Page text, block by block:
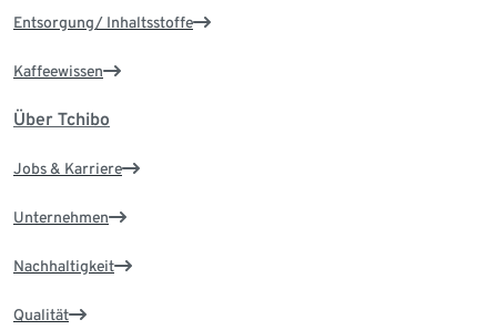
Entsorgung/ Inhaltsstoffe
Kaffeewissen
Über Tchibo
Jobs & Karriere
Unternehmen
Nachhaltigkeit
Qualität